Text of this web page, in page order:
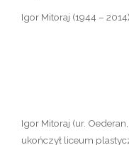
Igor Mitoraj (1944 – 2014)
Igor Mitoraj (ur.
ukończył liceum